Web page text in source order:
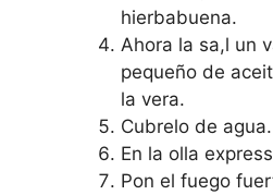
hierbabuena.
Ahora la sa,l un
pequeño de
la vera.
Cubrelo de agua.
En la olla
Pon el fuego